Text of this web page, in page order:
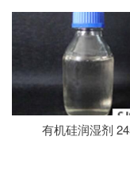
有机硅润湿剂